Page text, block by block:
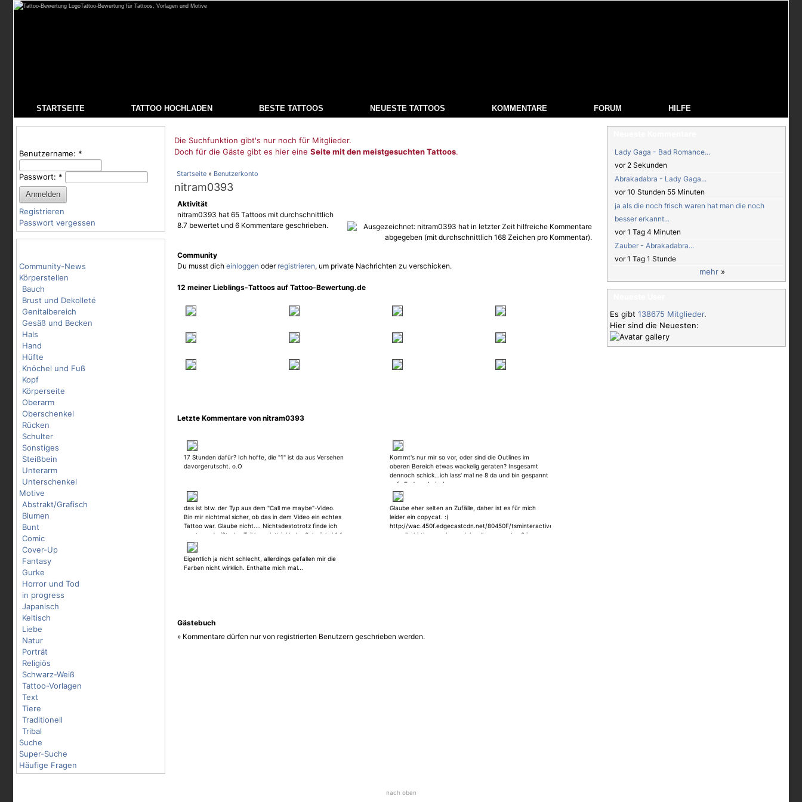
Tattoo-Bewertung für Tattoos, Vorlagen und Motive
STARTSEITE TATTOO HOCHLADEN BESTE TATTOOS NEUESTE TATTOOS KOMMENTARE FORUM HILFE
Benutzername: *
Passwort: *
Registrieren
Passwort vergessen
Community-News
Körperstellen
Bauch
Brust und Dekolleté
Genitalbereich
Gesäß und Becken
Hals
Hand
Hüfte
Knöchel und Fuß
Kopf
Körperseite
Oberarm
Oberschenkel
Rücken
Schulter
Sonstiges
Steißbein
Unterarm
Unterschenkel
Motive
Abstrakt/Grafisch
Blumen
Bunt
Comic
Cover-Up
Fantasy
Gurke
Horror und Tod
in progress
Japanisch
Keltisch
Liebe
Natur
Porträt
Religiös
Schwarz-Weiß
Tattoo-Vorlagen
Text
Tiere
Traditionell
Tribal
Suche
Super-Suche
Häufige Fragen
Die Suchfunktion gibt's nur noch für Mitglieder.
Doch für die Gäste gibt es hier eine Seite mit den meistgesuchten Tattoos.
Startseite » Benutzerkonto
nitram0393
Aktivität
nitram0393 hat 65 Tattoos mit durchschnittlich
8.7 bewertet und 6 Kommentare geschrieben.
Community
Du musst dich einloggen oder registrieren, um private Nachrichten zu verschicken.
12 meiner Lieblings-Tattoos auf Tattoo-Bewertung.de
Letzte Kommentare von nitram0393
17 Stunden dafür? Ich hoffe, die "1" ist da aus Versehen
davorgerutscht. o.O
Kommt's nur mir so vor, oder sind die Outlines im
oberen Bereich etwas wackelig geraten? Insgesamt
dennoch schick...ich lass' mal ne 8 da und bin gespannt
aufs Endergebnis ;)
das ist btw. der Typ aus dem "Call me maybe"-Video.
Bin mir nichtmal sicher, ob das in dem Video ein echtes
Tattoo war. Glaube nicht.... Nichtsdestotrotz finde ich
es etwas dreißt, das Teil komplett inkl. der Schnörkel 1:1
zu kopieren. Ich enthalte mich mal der Bewertung....
Glaube eher selten an Zufälle, daher ist es für mich
leider ein copycat. :(
http://wac.450f.edgecastcdn.net/80450F/tsminteractive.com/files/2012/06/holden-
nowell-shirtless-male-model-call-me-maybe-3.jpg
Eigentlich ja nicht schlecht, allerdings gefallen mir die
Farben nicht wirklich. Enthalte mich mal...
Gästebuch
» Kommentare dürfen nur von registrierten Benutzern geschrieben werden.
Lady Gaga - Bad Romance...
vor 2 Sekunden
Abrakadabra - Lady Gaga...
vor 10 Stunden 55 Minuten
ja als die noch frisch waren hat man die noch
besser erkannt...
vor 1 Tag 4 Minuten
Zauber - Abrakadabra...
vor 1 Tag 1 Stunde
mehr »
Es gibt 138675 Mitglieder.
Hier sind die Neuesten:
nach oben